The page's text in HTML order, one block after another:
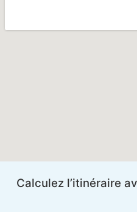
Calculez l’itinéraire